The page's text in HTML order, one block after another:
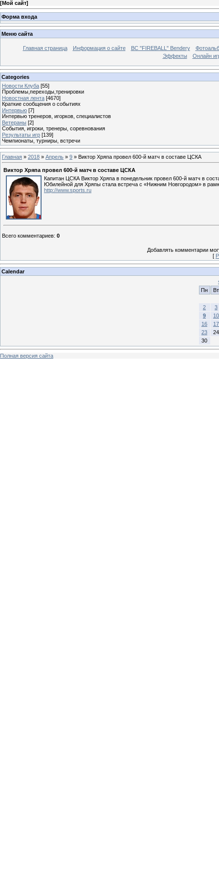
[Мой сайт]
Форма входа
Меню сайта
Главная страница Информация о сайте BC "FIREBALL" Bendery
Эффекты
Онлайн
Categories
Новости Клуба [55]
Проблемы,переходы,тренировки
Новостная лента [4670]
Краткие сообщения о событиях
Интервью [7]
Интервью тренеров, игорков, специалистов
Ветераны [2]
События, игроки, тренеры, соревнования
Результаты игр [139]
Чемпионаты, турниры, встречи
Главная » 2018 » Апрель » 9 » Виктор Хряпа провел 600-й матч в составе ЦСКА
Виктор Хряпа провел 600-й матч в составе ЦСКА
Капитан ЦСКА Виктор Хряпа в понедельник провел 600-й матч в
Юбилейной для Хряпы стала встреча с «Нижним Новгородом» в
http://www.sports.ru
Всего комментариев: 0
Добавлять комментарии
[
Calendar
Пн
Вт
2
3
9
10
16
17
23
24
30
Полная версия сайта